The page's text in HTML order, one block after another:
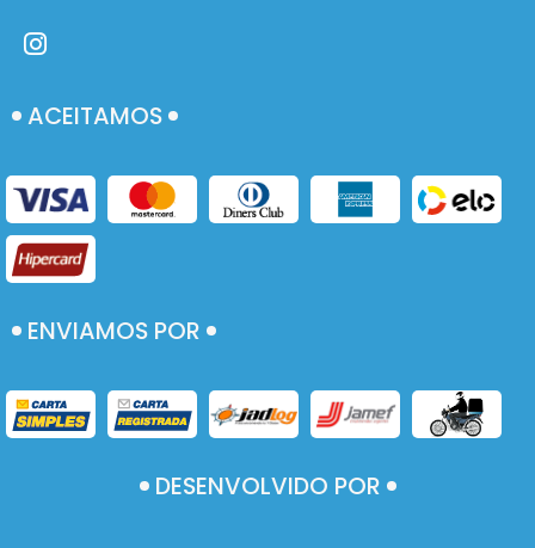
ACEITAMOS
ENVIAMOS POR
DESENVOLVIDO POR